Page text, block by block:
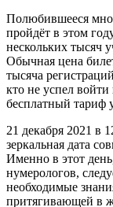
Полюбившееся
пройдёт в этом
нескольких тысяч
Обычная цена
тысяча
кто не успел
бесплатный тариф
21 декабря 2021 в
зеркальная дата
Именно в этот
нумерологов,
необходимые
притягивающей в